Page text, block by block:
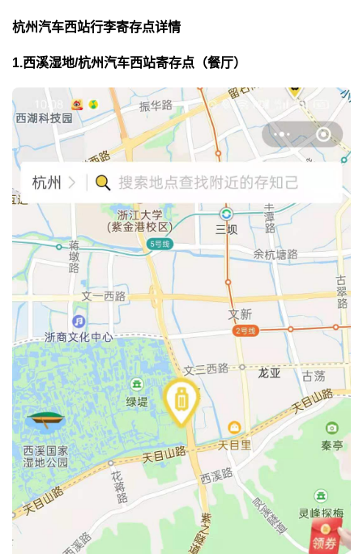
杭州汽车西站行李寄存点详情
1.西溪湿地/杭州汽车西站寄存点（餐厅）